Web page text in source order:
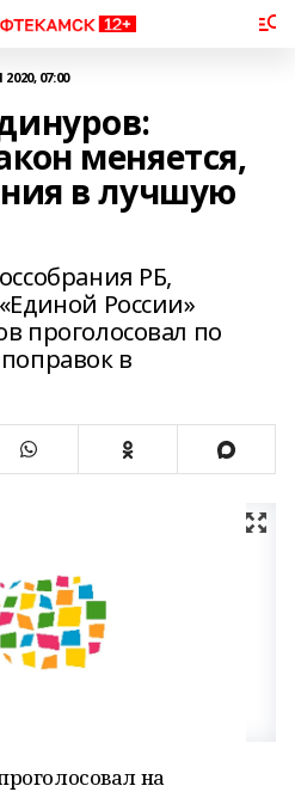
07:00
меняется,
в лучшую
РБ,
России»
проголосовал по
в
на